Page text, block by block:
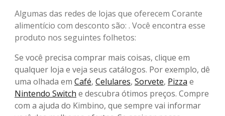
Algumas das redes de lojas que oferecem Corante
alimentício com desconto são: . Você encontra esse
produto nos seguintes folhetos:
Se você precisa comprar mais coisas, clique em
qualquer loja e veja seus catálogos. Por exemplo, dê
uma olhada em Café, Celulares, Sorvete, Pizza e
Nintendo Switch e descubra ótimos preços. Compre
com a ajuda do Kimbino, que sempre vai informar